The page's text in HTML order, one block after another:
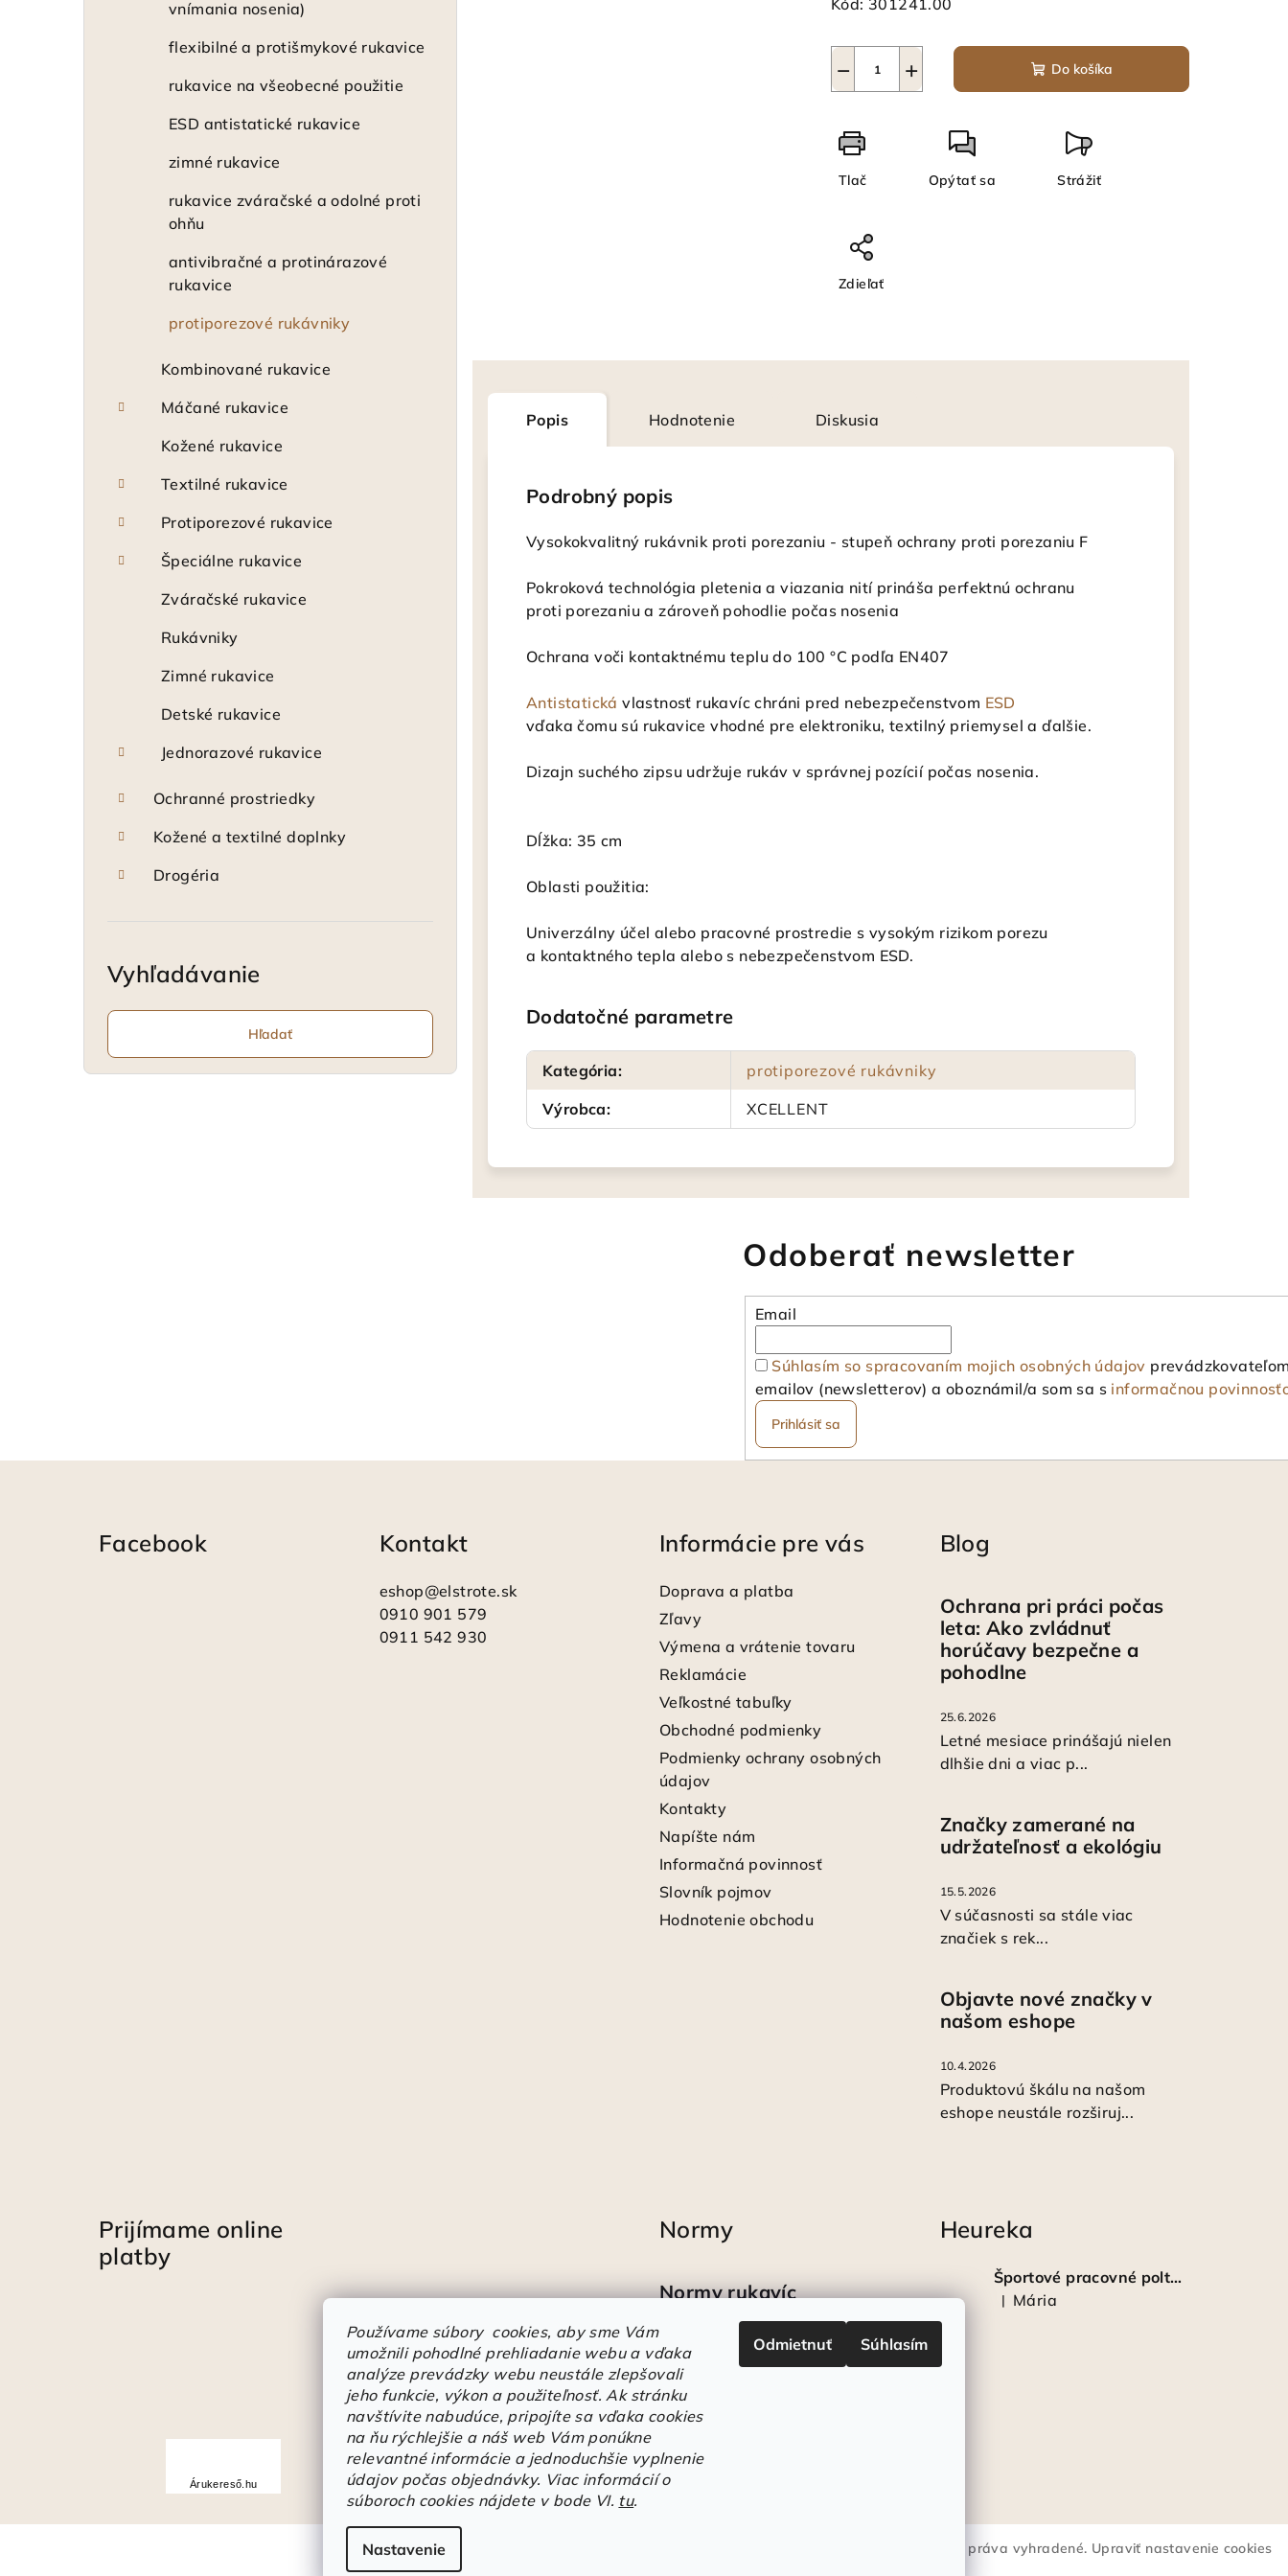
Používame súbory cookies, aby sme Vám
umožnili pohodlné prehliadanie webu a vďaka
analýze prevádzky webu neustále zlepšovali
jeho funkcie, výkon a použiteľnosť. Ak stránku
navštívite nabudúce, pripojíte sa vďaka cookies
na ňu rýchlejšie a náš web Vám ponúkne
relevantné informácie a jednoduchšie vyplnenie
údajov počas objednávky. Viac informácií o
súboroch cookies nájdete v bode VI. tu.
Nastavenie
Odmietnuť Súhlasím
vnímania nosenia)
flexibilné a protišmykové rukavice
rukavice na všeobecné použitie
ESD antistatické rukavice
zimné rukavice
rukavice zváračské a odolné proti
ohňu
antivibračné a protinárazové
rukavice
protiporezové rukávniky
Kombinované rukavice
Máčané rukavice
Kožené rukavice
Textilné rukavice
Protiporezové rukavice
Špeciálne rukavice
Zváračské rukavice
Rukávniky
Zimné rukavice
Detské rukavice
Jednorazové rukavice
Ochranné prostriedky
Kožené a textilné doplnky
Drogéria
Vyhľadávanie
Hľadať
Kód: 301241.00
+
− Do košíka
Tlač Opýtať sa Strážiť
Zdieľať
Popis Hodnotenie Diskusia
Podrobný popis
Vysokokvalitný rukávnik proti porezaniu - stupeň ochrany proti porezaniu F
Pokroková technológia pletenia a viazania nití prináša perfektnú ochranu
proti porezaniu a zároveň pohodlie počas nosenia
Ochrana voči kontaktnému teplu do 100 °C podľa EN407
Antistatická vlastnosť rukavíc chráni pred nebezpečenstvom ESD
vďaka čomu sú rukavice vhodné pre elektroniku, textilný priemysel a ďalšie.
Dizajn suchého zipsu udržuje rukáv v správnej pozícií počas nosenia.
Dĺžka: 35 cm
Oblasti použitia:
Univerzálny účel alebo pracovné prostredie s vysokým rizikom porezu
a kontaktného tepla alebo s nebezpečenstvom ESD.
Dodatočné parametre
Kategória:
protiporezové rukávniky
Výrobca: XCELLENT
Odoberať newsletter
Email
Súhlasím so spracovaním mojich osobných údajov
emailov (newsletterov) a oboznámil/a som sa s informačnou
Prihlásiť sa
Facebook Kontakt
eshop@elstrote.sk
0910 901 579
0911 542 930
Informácie pre vás
Doprava a platba
Zľavy
Výmena a vrátenie tovaru
Reklamácie
Veľkostné tabuľky
Obchodné podmienky
Podmienky ochrany osobných
údajov
Kontakty
Napíšte nám
Informačná povinnosť
Slovník pojmov
Hodnotenie obchodu
Blog
Ochrana pri práci počas
leta: Ako zvládnuť
horúčavy bezpečne a
pohodlne
25.6.2026
Letné mesiace prinášajú nielen
dlhšie dni a viac p...
Značky zamerané na
udržateľnosť a ekológiu
15.5.2026
V súčasnosti sa stále viac
značiek s rek...
Objavte nové značky v
našom eshope
10.4.2026
Produktovú škálu na našom
eshope neustále rozširuj...
Prijímame online
platby
Normy
Normy rukavíc
Ako sa vyznať v
označeniach obuvi
Heureka
Športové pracovné poltopánky PRESTIGE CLASSIC biele
Hodnotenie produktu je 5 z 5 hviezdičiek.
| Mária
k
Árukereső.hu
. Všetky práva vyhradené. Upraviť nastavenie cookies